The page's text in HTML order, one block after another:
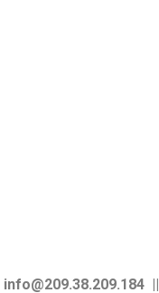
info@209.38.209.184 ||